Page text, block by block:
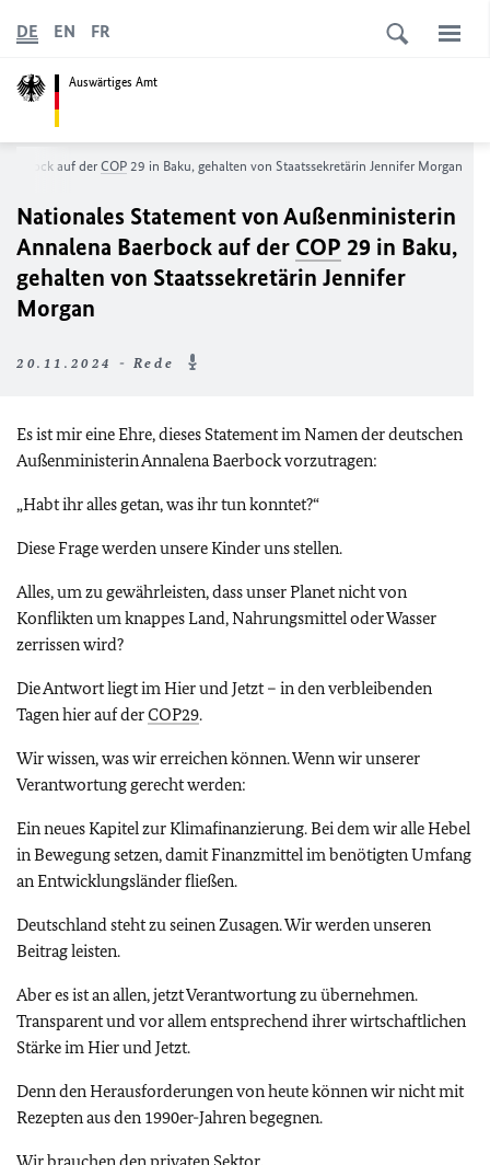
Auswärtiges Amt
DE EN FR
auf der COP 29 in Baku, gehalten von Staatssekretärin Jennifer Morgan
Nationales Statement von Außenministerin
Annalena Baerbock auf der COP 29 in Baku,
gehalten von Staatssekretärin Jennifer
Morgan
20.11.2024 - Rede
Es ist mir eine Ehre, dieses Statement im Namen der deutschen
Außenministerin Annalena Baerbock vorzutragen:
„Habt ihr alles getan, was ihr tun konntet?“
Diese Frage werden unsere Kinder uns stellen.
Alles, um zu gewährleisten, dass unser Planet nicht von
Konflikten um knappes Land, Nahrungsmittel oder Wasser
zerrissen wird?
Die Antwort liegt im Hier und Jetzt – in den verbleibenden
Tagen hier auf derCOP29.
Wir wissen, was wir erreichen können. Wenn wir unserer
Verantwortung gerecht werden:
Ein neues Kapitel zur Klimafinanzierung. Bei dem wir alle Hebel
in Bewegung setzen, damit Finanzmittel im benötigten Umfang
an Entwicklungsländer fließen.
Deutschland steht zu seinen Zusagen. Wir werden unseren
Beitrag leisten.
Aber es ist an allen, jetzt Verantwortung zu übernehmen.
Transparent und vor allem entsprechend ihrer wirtschaftlichen
Stärke im Hier und Jetzt.
Denn den Herausforderungen von heute können wir nicht mit
Rezepten aus den 1990er-Jahren begegnen.